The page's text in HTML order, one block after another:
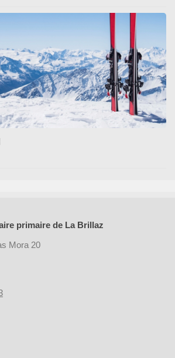
primaire de La Brillaz
Mora 20